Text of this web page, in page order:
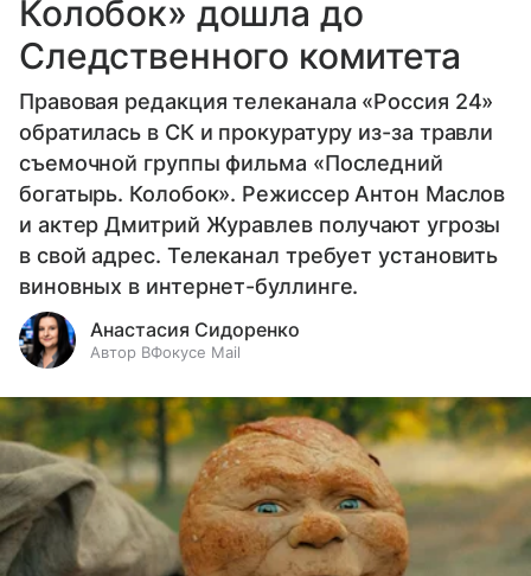
Колобок» дошла до
Следственного комитета
Правовая редакция телеканала «Россия 24»
обратилась в СК и прокуратуру из-за травли
съемочной группы фильма «Последний
богатырь. Колобок». Режиссер Антон Маслов
и актер Дмитрий Журавлев получают угрозы
в свой адрес. Телеканал требует установить
виновных в интернет-буллинге.
Анастасия Сидоренко
Автор ВФокусе Mail